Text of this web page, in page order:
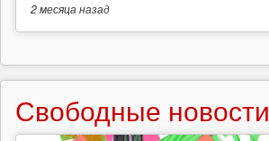
2 месяца назад
Свободные новости